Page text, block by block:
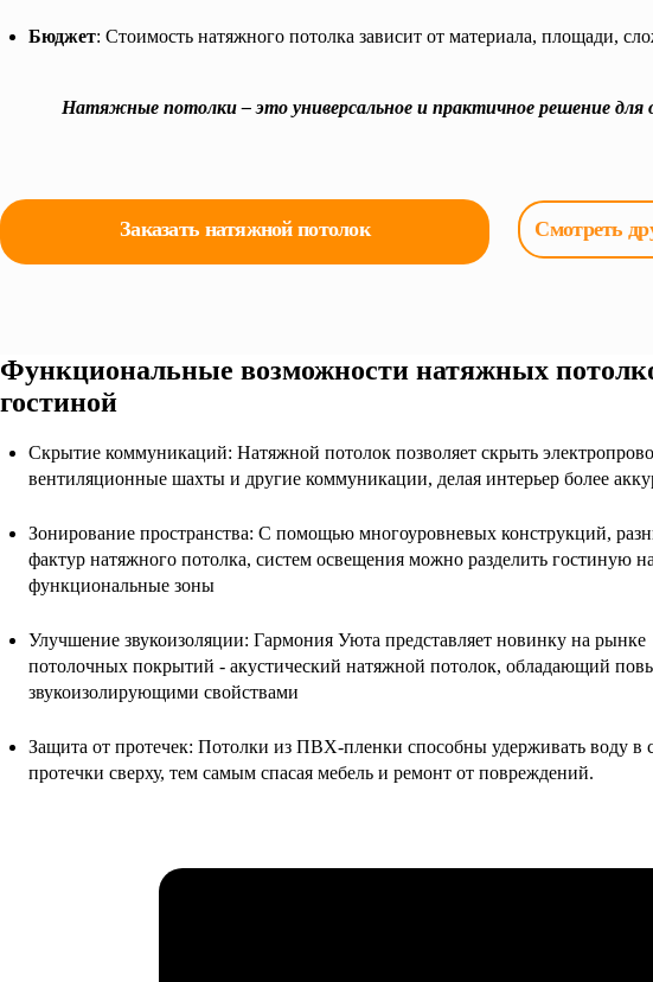
Бюджет: Стоимость натяжного потолка зависит от материала, площади,
Натяжные потолки – это универсальное и практичное решение
Заказать натяжной потолок Смотреть
Функциональные возможности натяжных
гостиной
Скрытие коммуникаций: Натяжной потолок позволяет скрыть
вентиляционные шахты и другие коммуникации, делая интерьер более
Зонирование пространства: С помощью многоуровневых конструкций,
фактур натяжного потолка, систем освещения можно разделить гостиную на
функциональные зоны
Улучшение звукоизоляции: Гармония Уюта представляет новинку на рынке
потолочных покрытий - акустический натяжной потолок, обладающий
звукоизолирующими свойствами
Защита от протечек: Потолки из ПВХ-пленки способны удерживать воду в
протечки сверху, тем самым спасая мебель и ремонт от повреждений.